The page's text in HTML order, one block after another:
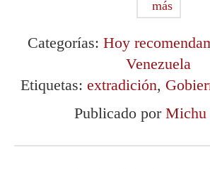
más
Categorías: Hoy
Venezuela
Etiquetas: extradición,
Publicado por Michu